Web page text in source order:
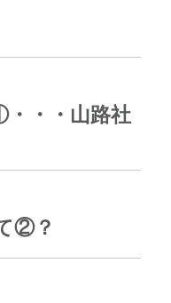
・・・山路社
②？